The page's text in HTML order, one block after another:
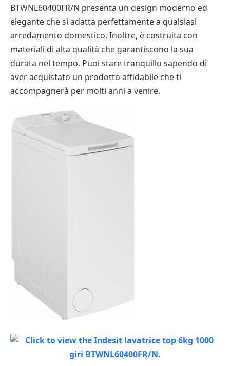
BTWNL60400FR/N presenta un design moderno ed
elegante che si adatta perfettamente a qualsiasi
arredamento domestico. Inoltre, è costruita con
materiali di alta qualità che garantiscono la sua
durata nel tempo. Puoi stare tranquillo sapendo di
aver acquistato un prodotto affidabile che ti
accompagnerà per molti anni a venire.